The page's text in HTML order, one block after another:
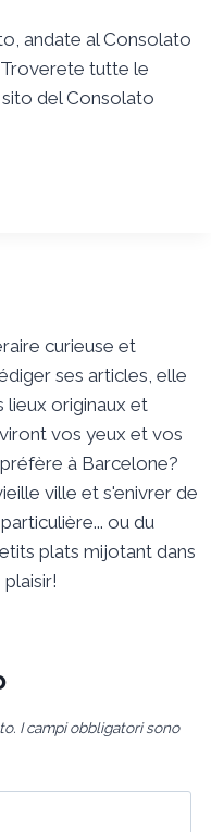
andate al Consolato
tutte le
del Consolato
curieuse et
ses articles, elle
lieux originaux et
vos yeux et vos
à Barcelone?
ville et s'enivrer de
ou du
plats mijotant dans
plaisir!
I campi obbligatori sono